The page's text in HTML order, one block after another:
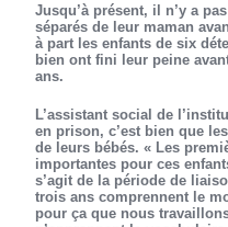
Jusqu’à présent, il n’y a
séparés de leur maman
à part les enfants de six
bien ont fini leur peine
ans.
L’assistant social de
en prison, c’est bien que
de leurs bébés. « Les
importantes pour ces
s’agit de la période de
trois ans comprennent le
pour ça que nous